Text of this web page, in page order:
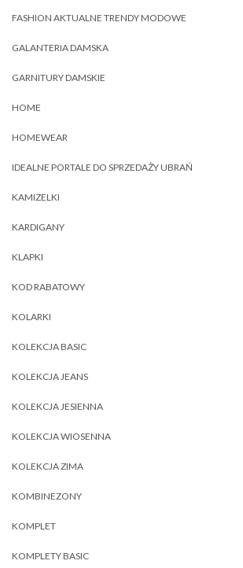
FASHION AKTUALNE TRENDY MODOWE
GALANTERIA DAMSKA
GARNITURY DAMSKIE
HOME
HOMEWEAR
IDEALNE PORTALE DO SPRZEDAŻY UBRAŃ
KAMIZELKI
KARDIGANY
KLAPKI
KOD RABATOWY
KOLARKI
KOLEKCJA BASIC
KOLEKCJA JEANS
KOLEKCJA JESIENNA
KOLEKCJA WIOSENNA
KOLEKCJA ZIMA
KOMBINEZONY
KOMPLET
KOMPLETY BASIC